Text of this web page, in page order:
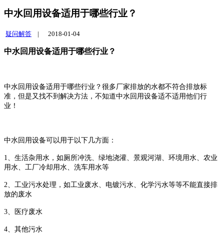
中水回用设备适用于哪些行业？
疑问解答 | 2018-01-04
中水回用设备适用于哪些行业？
中水回用设备适用于哪些行业？很多厂家排放的水都不符合排放标
准，但是又找不到解决方法，不知道中水回用设备适不适用他们行
业！
中水回用设备可以用于以下几方面：
1、生活杂用水，如厕所冲洗、绿地浇灌、景观河湖、环境用水、农业
用水、工厂冷却用水、洗车用水等
2、工业污水处理，如工业废水、电镀污水、化学污水等等不能直接排
放的废水
3、医疗废水
4、其他污水